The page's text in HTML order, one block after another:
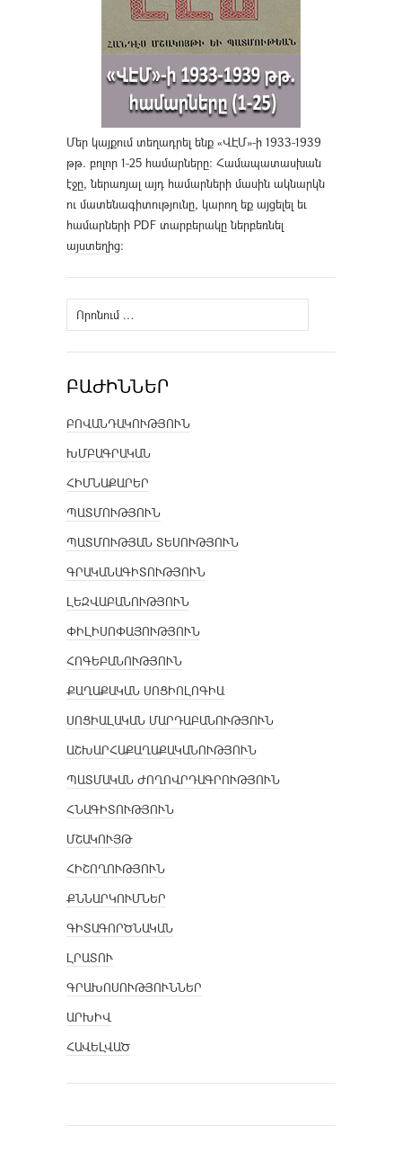
Մեր կայքում տեղադրել ենք «ՎԷՄ»-ի 1933-1939
թթ. բոլոր 1-25 համարները։ Համապատասխան
էջը, ներառյալ այդ համարների մասին ակնարկն
ու մատենագիտությունը, կարող եք այցելել եւ
համարների PDF տարբերակը ներբեռնել
այստեղից։
Որոնել՝
ԲԱԺԻՆՆԵՐ
ԲՈՎԱՆԴԱԿՈՒԹՅՈՒՆ
ԽՄԲԱԳՐԱԿԱՆ
ՀԻՄՆԱՔԱՐԵՐ
ՊԱՏՄՈՒԹՅՈՒՆ
ՊԱՏՄՈՒԹՅԱՆ ՏԵՍՈՒԹՅՈՒՆ
ԳՐԱԿԱՆԱԳԻՏՈՒԹՅՈՒՆ
ԼԵԶՎԱԲԱՆՈՒԹՅՈՒՆ
ՓԻԼԻՍՈՓԱՅՈՒԹՅՈՒՆ
ՀՈԳԵԲԱՆՈՒԹՅՈՒՆ
ՔԱՂԱՔԱԿԱՆ ՍՈՑԻՈԼՈԳԻԱ
ՍՈՑԻԱԼԱԿԱՆ ՄԱՐԴԱԲԱՆՈՒԹՅՈՒՆ
ԱՇԽԱՐՀԱՔԱՂԱՔԱԿԱՆՈՒԹՅՈՒՆ
ՊԱՏՄԱԿԱՆ ԺՈՂՈՎՐԴԱԳՐՈՒԹՅՈՒՆ
ՀՆԱԳԻՏՈՒԹՅՈՒՆ
ՄՇԱԿՈՒՅԹ
ՀԻՇՈՂՈՒԹՅՈՒՆ
ՔՆՆԱՐԿՈՒՄՆԵՐ
ԳԻՏԱԳՈՐԾՆԱԿԱՆ
ԼՐԱՏՈՒ
ԳՐԱԽՈՍՈՒԹՅՈՒՆՆԵՐ
ԱՐԽԻՎ
ՀԱՎԵԼՎԱԾ